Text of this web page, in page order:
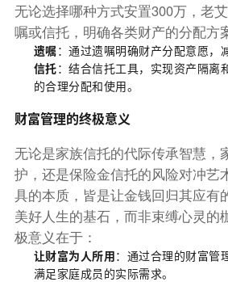
无论选择哪种方式安置300万，老
嘱或信托，明确各类财产的分配方
遗嘱：通过遗嘱明确财产分配意愿，
信托：结合信托工具，实现资产隔离
的合理分配和使用。
财富管理的终极意义
无论是家族信托的代际传承智慧，
护，还是保险金信托的风险对冲艺
具的本质，皆是让金钱回归其应
美好人生的基石，而非束缚心灵的
极意义在于：
让财富为人所用：通过合理的财富管
满足家庭成员的实际需求。